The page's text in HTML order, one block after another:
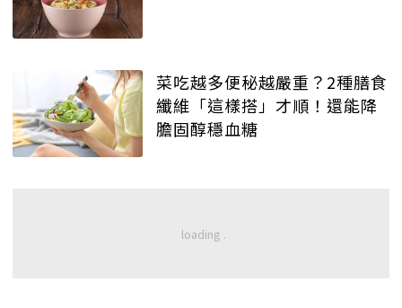
菜吃越多便秘越嚴重？2種膳食
纖維「這樣搭」才順！還能降
膽固醇穩血糖